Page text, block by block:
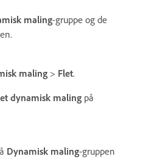
maling-gruppe og de
maling > Flet.
dynamisk maling på
Dynamisk maling-gruppen